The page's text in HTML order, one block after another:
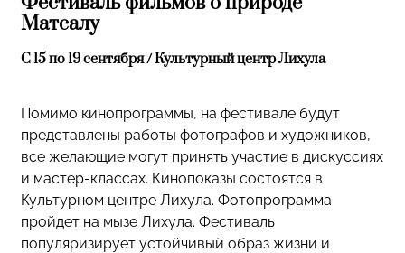
Матсалу
C 15 по 19 сентября / Культурный центр Лихула
Помимо кинопрограммы, на фестивале будут
представлены работы фотографов и художников,
все желающие могут принять участие в дискуссиях
и мастер-классах. Кинопоказы состоятся в
Культурном центре Лихула. Фотопрограмма
пройдет на мызе Лихула. Фестиваль
популяризирует устойчивый образ жизни и